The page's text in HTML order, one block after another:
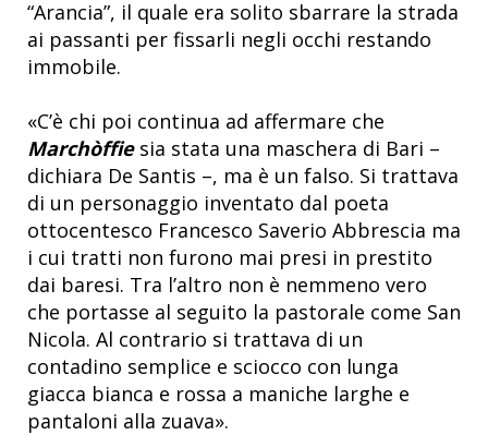
“Arancia”, il quale era solito sbarrare la strada
ai passanti per fissarli negli occhi restando
immobile.
«C’è chi poi continua ad affermare che
Marchòffie sia stata una maschera di Bari –
dichiara De Santis –, ma è un falso. Si trattava
di un personaggio inventato dal poeta
ottocentesco Francesco Saverio Abbrescia ma
i cui tratti non furono mai presi in prestito
dai baresi. Tra l’altro non è nemmeno vero
che portasse al seguito la pastorale come San
Nicola. Al contrario si trattava di un
contadino semplice e sciocco con lunga
giacca bianca e rossa a maniche larghe e
pantaloni alla zuava».